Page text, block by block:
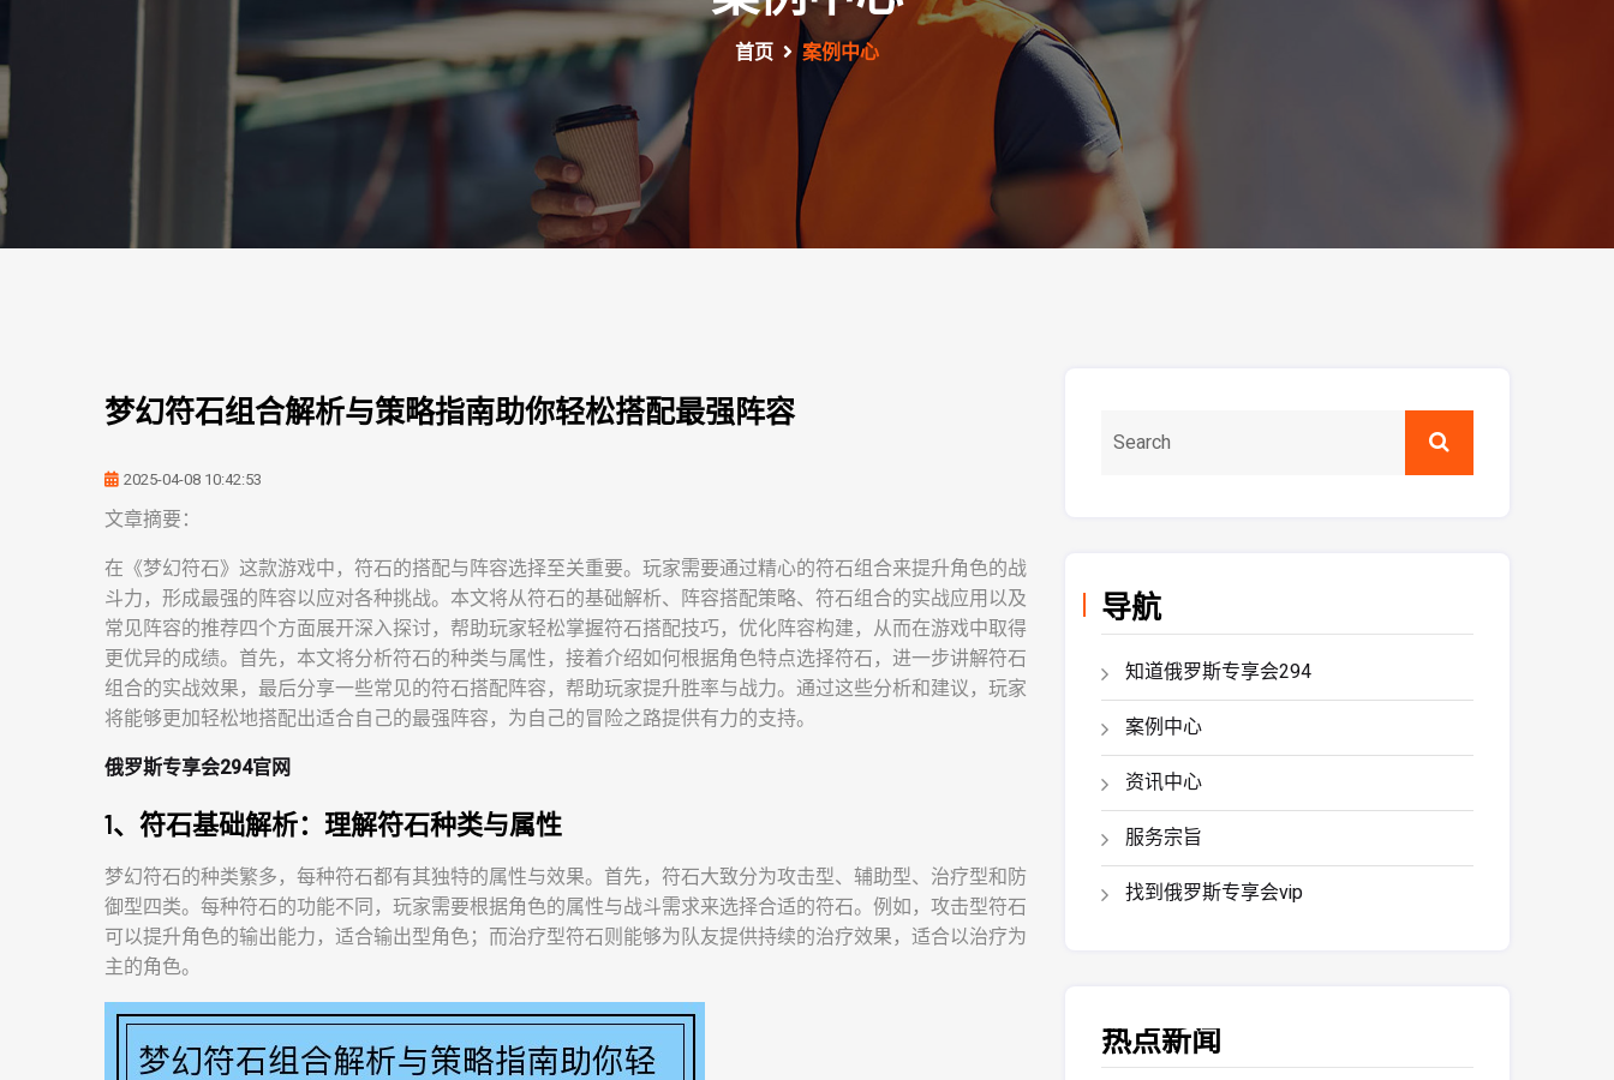
首页 案例中心
梦幻符石组合解析与策略指南助你轻松搭配最强阵容
2025-04-08 10:42:53
文章摘要：
在《梦幻符石》这款游戏中，符石的搭配与阵容选择至关重要。玩家需要通过精心的符石组合来提升角色的战
斗力，形成最强的阵容以应对各种挑战。本文将从符石的基础解析、阵容搭配策略、符石组合的实战应用以及
常见阵容的推荐四个方面展开深入探讨，帮助玩家轻松掌握符石搭配技巧，优化阵容构建，从而在游戏中取得
更优异的成绩。首先，本文将分析符石的种类与属性，接着介绍如何根据角色特点选择符石，进一步讲解符石
组合的实战效果，最后分享一些常见的符石搭配阵容，帮助玩家提升胜率与战力。通过这些分析和建议，玩家
将能够更加轻松地搭配出适合自己的最强阵容，为自己的冒险之路提供有力的支持。
俄罗斯专享会294官网
1、符石基础解析：理解符石种类与属性
梦幻符石的种类繁多，每种符石都有其独特的属性与效果。首先，符石大致分为攻击型、辅助型、治疗型和防
御型四类。每种符石的功能不同，玩家需要根据角色的属性与战斗需求来选择合适的符石。例如，攻击型符石
可以提升角色的输出能力，适合输出型角色；而治疗型符石则能够为队友提供持续的治疗效果，适合以治疗为
主的角色。
导航
知道俄罗斯专享会294
案例中心
资讯中心
服务宗旨
找到俄罗斯专享会vip
热点新闻